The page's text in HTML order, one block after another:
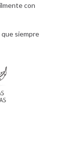
con
que siempre